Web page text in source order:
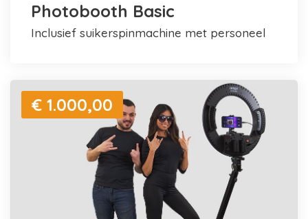
Photobooth Basic
inclusief suikerspinmachine met personeel
€ 1.000,00